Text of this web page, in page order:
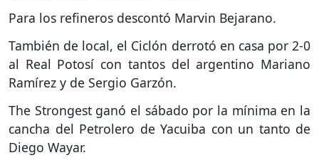
Para los refineros descontó Marvin Bejarano.
También de local, el Ciclón derrotó en casa por 2-0
al Real Potosí con tantos del argentino Mariano
Ramírez y de Sergio Garzón.
The Strongest ganó el sábado por la mínima en la
cancha del Petrolero de Yacuiba con un tanto de
Diego Wayar.